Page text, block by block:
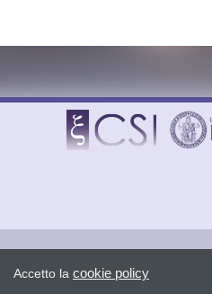
Accetto la cookie policy